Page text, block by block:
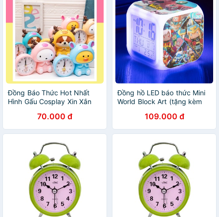
Đồng Báo Thức Hot Nhất
Hình Gấu Cosplay Xin Xắn
70.000 đ
Đồng hồ LED báo thức Mini
World Block Art (tặng kèm
109.000 đ